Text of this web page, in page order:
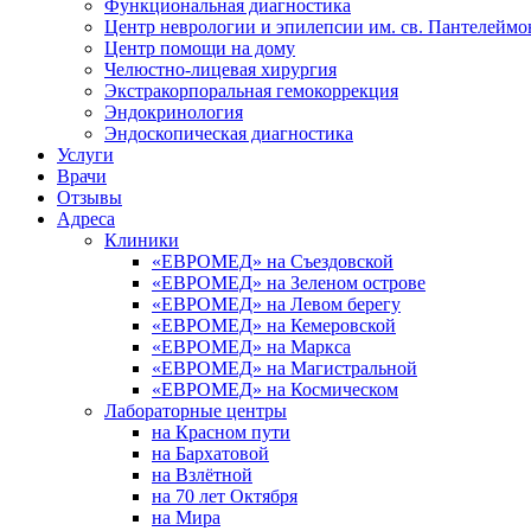
Функциональная диагностика
Центр неврологии и эпилепсии им. св.
Центр помощи на дому
Челюстно-лицевая хирургия
Экстракорпоральная гемокоррекция
Эндокринология
Эндоскопическая диагностика
Услуги
Врачи
Отзывы
Адреса
Клиники
«ЕВРОМЕД» на Съездовской
«ЕВРОМЕД» на Зеленом острове
«ЕВРОМЕД» на Левом берегу
«ЕВРОМЕД» на Кемеровской
«ЕВРОМЕД» на Маркса
«ЕВРОМЕД» на Магистральной
«ЕВРОМЕД» на Космическом
Лабораторные центры
на Красном пути
на Бархатовой
на Взлётной
на 70 лет Октября
на Мира